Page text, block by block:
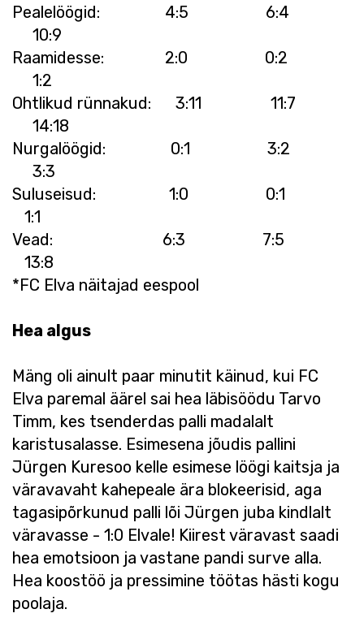
Pealelöögid: 4:5 6:4
10:9
Raamidesse: 2:0 0:2
1:2
Ohtlikud rünnakud: 3:11 11:7
14:18
Nurgalöögid: 0:1 3:2
3:3
Suluseisud: 1:0 0:1
1:1
Vead: 6:3 7:5
13:8
*FC Elva näitajad eespool
Hea algus
Mäng oli ainult paar minutit käinud, kui FC
Elva paremal äärel sai hea läbisöödu Tarvo
Timm, kes tsenderdas palli madalalt
karistusalasse. Esimesena jõudis pallini
Jürgen Kuresoo kelle esimese löögi kaitsja ja
väravavaht kahepeale ära blokeerisid, aga
tagasipõrkunud palli lõi Jürgen juba kindlalt
väravasse - 1:0 Elvale! Kiirest väravast saadi
hea emotsioon ja vastane pandi surve alla.
Hea koostöö ja pressimine töötas hästi kogu
poolaja.